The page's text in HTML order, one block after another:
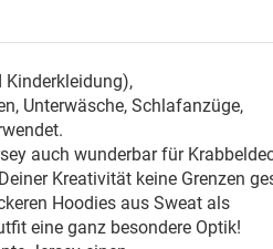
Unterwäsche, Schlafanzüge,
auch wunderbar für
Kreativität keine Grenzen
Hoodies aus Sweat als
eine ganz besondere Optik!